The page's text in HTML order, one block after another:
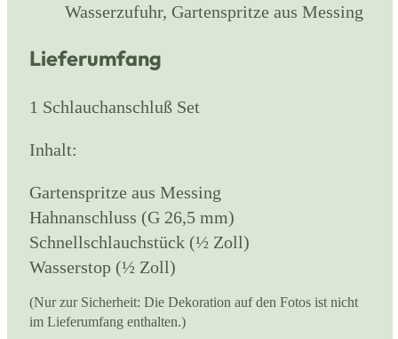
Wasserzufuhr, Gartenspritze aus Messing
Lieferumfang
1 Schlauchanschluß Set
Inhalt:
Gartenspritze aus Messing
Hahnanschluss (G 26,5 mm)
Schnellschlauchstück (½ Zoll)
Wasserstop (½ Zoll)
(Nur zur Sicherheit: Die Dekoration auf den Fotos ist nicht
im Lieferumfang enthalten.)